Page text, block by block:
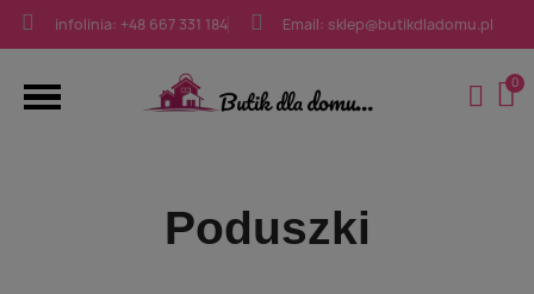
infolinia: +48 667 331 184 Email: sklep@butikdladomu.pl
Poduszki